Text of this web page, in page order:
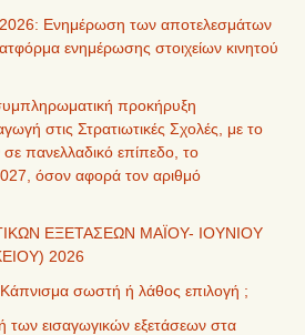
2026: Ενημέρωση των αποτελεσμάτων
ενημέρωσης στοιχείων κινητού
προκήρυξη
στις Στρατιωτικές Σχολές, με το
πανελλαδικό επίπεδο, το
όσον αφορά τον αριθμό
ΕΞΕΤΑΣΕΩΝ ΜΑΪΟΥ- ΙΟΥΝΙΟΥ
2026
σωστή ή λάθος επιλογή ;
των εισαγωγικών εξετάσεων στα